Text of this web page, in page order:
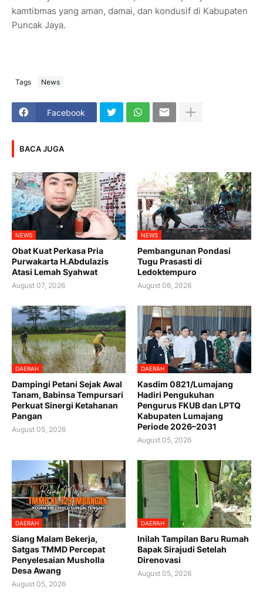
kamtibmas yang aman, damai, dan kondusif di Kabupaten
Puncak Jaya.
Tags News
Facebook
BACA JUGA
NEWS
Obat Kuat Perkasa Pria
Purwakarta H.Abdulazis
Atasi Lemah Syahwat
August 07, 2026
NEWS
Pembangunan Pondasi
Tugu Prasasti di
Ledoktempuro
August 06, 2026
DAERAH
Dampingi Petani Sejak Awal
Tanam, Babinsa Tempursari
Perkuat Sinergi Ketahanan
Pangan
August 05, 2026
DAERAH
Kasdim 0821/Lumajang
Hadiri Pengukuhan
Pengurus FKUB dan LPTQ
Kabupaten Lumajang
Periode 2026–2031
August 05, 2026
DAERAH
Siang Malam Bekerja,
Satgas TMMD Percepat
Penyelesaian Musholla
Desa Awang
August 05, 2026
DAERAH
Inilah Tampilan Baru Rumah
Bapak Sirajudi Setelah
Direnovasi
August 05, 2026